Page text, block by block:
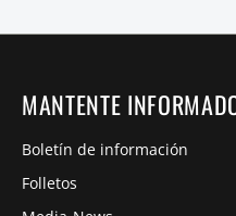
MANTENTE
Boletín de información
Folletos